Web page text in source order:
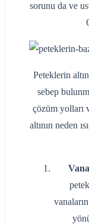
sorunu da ve
Peteklerin
sebep
çözüm yolları
altının neden